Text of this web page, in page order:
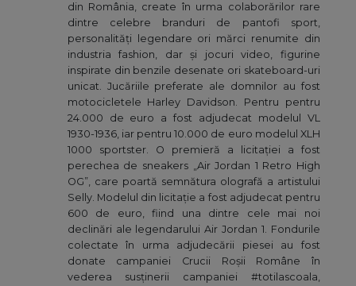
din România, create în urma colaborărilor rare
dintre celebre branduri de pantofi sport,
personalități legendare ori mărci renumite din
industria fashion, dar și jocuri video, figurine
inspirate din benzile desenate ori skateboard-uri
unicat. Jucăriile preferate ale domnilor au fost
motocicletele Harley Davidson. Pentru pentru
24.000 de euro a fost adjudecat modelul VL
1930-1936, iar pentru 10.000 de euro modelul XLH
1000 sportster. O premieră a licitației a fost
perechea de sneakers „Air Jordan 1 Retro High
OG”, care poartă semnătura olografă a artistului
Selly. Modelul din licitație a fost adjudecat pentru
600 de euro, fiind una dintre cele mai noi
declinări ale legendarului Air Jordan 1. Fondurile
colectate în urma adjudecării piesei au fost
donate campaniei Crucii Roșii Române în
vederea susținerii campaniei #totilascoala,